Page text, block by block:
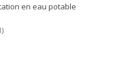
en eau potable